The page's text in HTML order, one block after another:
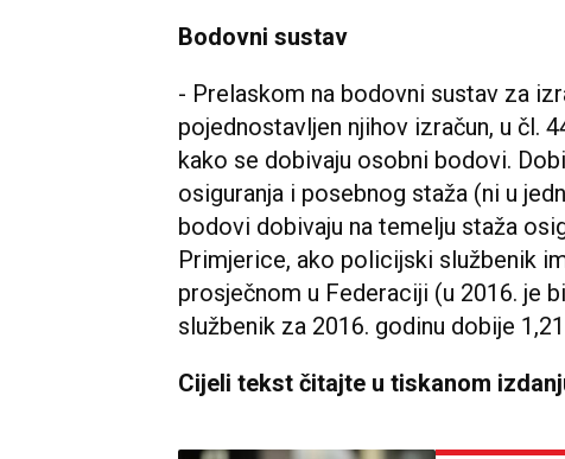
Bodovni sustav
- Prelaskom na bodovni sustav za
pojednostavljen njihov izračun, u čl.
kako se dobivaju osobni bodovi.
osiguranja i posebnog staža (ni u
bodovi dobivaju na temelju staža
Primjerice, ako policijski službenik
prosječnom u Federaciji (u 2016. je
službenik za 2016. godinu dobije
Cijeli tekst čitajte u tiskanom